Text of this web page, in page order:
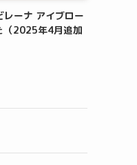
レーナ アイブロー
（2025年4月追加